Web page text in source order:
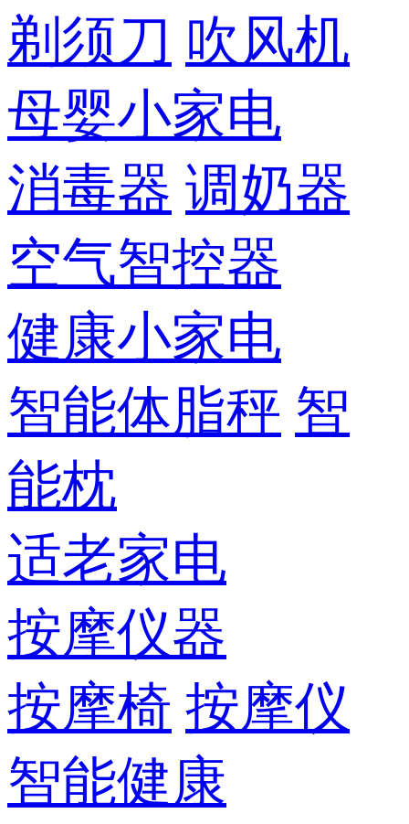
剃须刀 吹风机
母婴小家电
消毒器 调奶器
空气智控器
健康小家电
智能体脂秤 智
能枕
适老家电
按摩仪器
按摩椅 按摩仪
智能健康